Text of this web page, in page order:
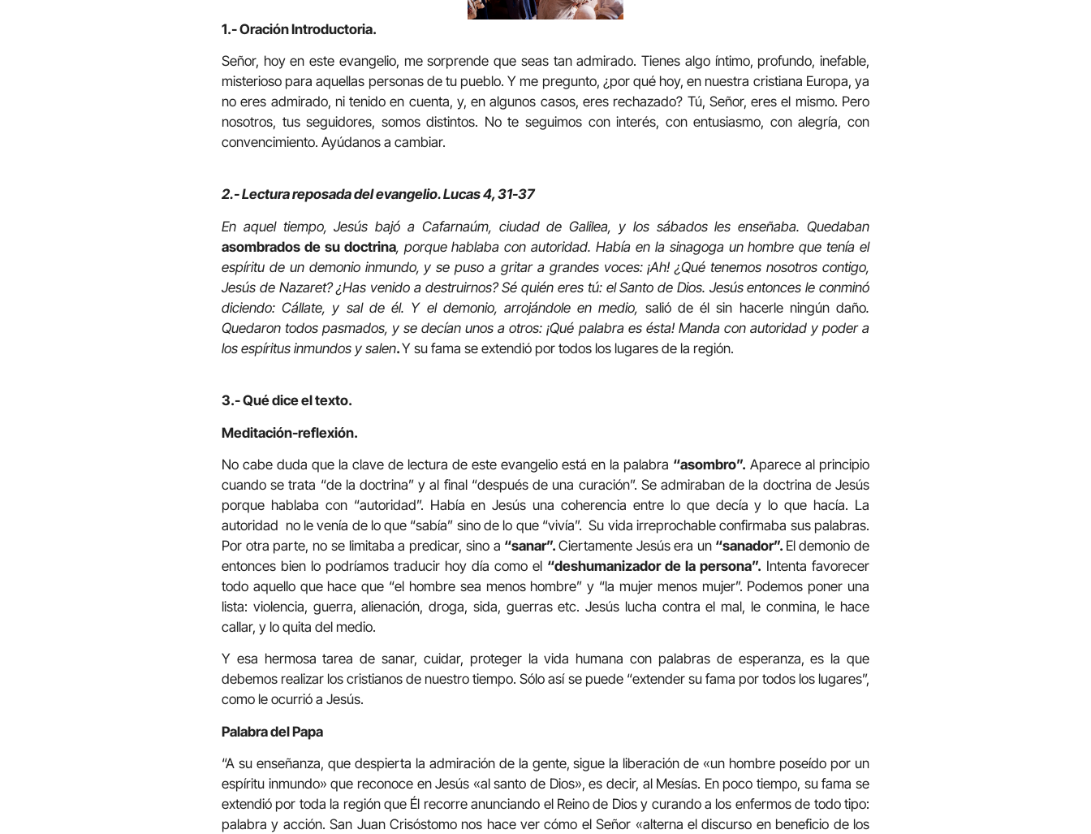
1.- Oración Introductoria.
Señor, hoy en este evangelio, me sorprende que seas tan admirado. Tienes algo íntimo, profundo, inefable,
misterioso para aquellas personas de tu pueblo. Y me pregunto, ¿por qué hoy, en nuestra cristiana Europa, ya
no eres admirado, ni tenido en cuenta, y, en algunos casos, eres rechazado? Tú, Señor, eres el mismo. Pero
nosotros, tus seguidores, somos distintos. No te seguimos con interés, con entusiasmo, con alegría, con
convencimiento. Ayúdanos a cambiar.
2.- Lectura reposada del evangelio. Lucas 4, 31-37
En aquel tiempo, Jesús bajó a Cafarnaúm, ciudad de Galilea, y los sábados les enseñaba. Quedaban
asombrados de su doctrina, porque hablaba con autoridad. Había en la sinagoga un hombre que tenía el
espíritu de un demonio inmundo, y se puso a gritar a grandes voces: ¡Ah! ¿Qué tenemos nosotros contigo,
Jesús de Nazaret? ¿Has venido a destruirnos? Sé quién eres tú: el Santo de Dios. Jesús entonces le conminó
diciendo: Cállate, y sal de él. Y el demonio, arrojándole en medio, salió de él sin hacerle ningún daño.
Quedaron todos pasmados, y se decían unos a otros: ¡Qué palabra es ésta! Manda con autoridad y poder a
los espíritus inmundos y salen.Y su fama se extendió por todos los lugares de la región.
3.- Qué dice el texto.
Meditación-reflexión.
No cabe duda que la clave de lectura de este evangelio está en la palabra “asombro”. Aparece al principio
cuando se trata “de la doctrina” y al final “después de una curación”. Se admiraban de la doctrina de Jesús
porque hablaba con “autoridad”. Había en Jesús una coherencia entre lo que decía y lo que hacía. La
autoridad no le venía de lo que “sabía” sino de lo que “vivía”. Su vida irreprochable confirmaba sus palabras.
Por otra parte, no se limitaba a predicar, sino a “sanar”. Ciertamente Jesús era un “sanador”. El demonio de
entonces bien lo podríamos traducir hoy día como el “deshumanizador de la persona”. Intenta favorecer
todo aquello que hace que “el hombre sea menos hombre” y “la mujer menos mujer”. Podemos poner una
lista: violencia, guerra, alienación, droga, sida, guerras etc. Jesús lucha contra el mal, le conmina, le hace
callar, y lo quita del medio.
Y esa hermosa tarea de sanar, cuidar, proteger la vida humana con palabras de esperanza, es la que
debemos realizar los cristianos de nuestro tiempo. Sólo así se puede “extender su fama por todos los lugares”,
como le ocurrió a Jesús.
Palabra del Papa
“A su enseñanza, que despierta la admiración de la gente, sigue la liberación de «un hombre poseído por un
espíritu inmundo» que reconoce en Jesús «al santo de Dios», es decir, al Mesías. En poco tiempo, su fama se
extendió por toda la región que Él recorre anunciando el Reino de Dios y curando a los enfermos de todo tipo:
palabra y acción. San Juan Crisóstomo nos hace ver cómo el Señor «alterna el discurso en beneficio de los